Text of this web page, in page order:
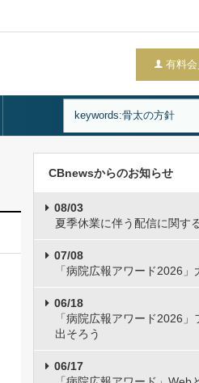
有料
CBnewsからのお知らせ
08/03
夏季休業に伴う配信に関す
07/08
「病院広報アワード2026
06/18
「病院広報アワード2026
出そろう
06/17